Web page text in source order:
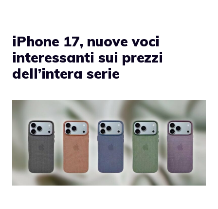
iPhone 17, nuove voci
interessanti sui prezzi
dell’intera serie